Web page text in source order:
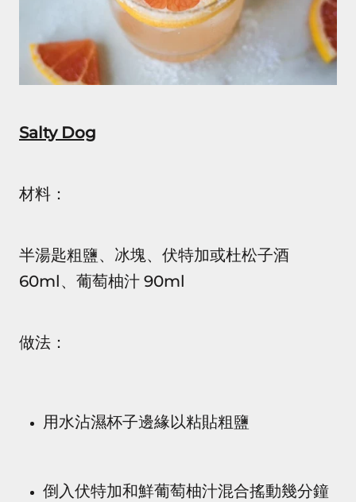
Salty Dog
材料：
半湯匙粗鹽、冰塊、伏特加或杜松子酒
60ml、葡萄柚汁 90ml
做法：
用水沾濕杯子邊緣以粘貼粗鹽
倒入伏特加和鮮葡萄柚汁混合搖動幾分鐘